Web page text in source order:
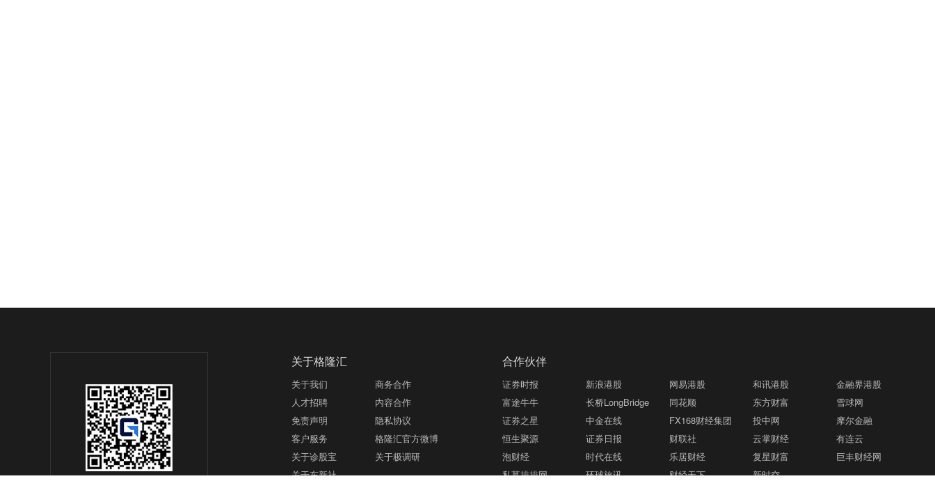
关于格隆汇
关于我们
商务合作
人才招聘
内容合作
免责声明
隐私协议
客户服务
格隆汇官方微博
关于诊股宝
关于极调研
关于东新社
合作伙伴
证券时报 新浪港股 网易港股 和讯港股
金融界港股
富途牛牛
长桥LongBridge 同花顺 东方财富
雪球网
证券之星
中金在线 FX168财经集团 投中网
摩尔金融
恒生聚源
证券日报 财联社 云掌财经
有连云
泡财经
时代在线 乐居财经 复星财富
巨丰财经网
私募排排网
环球旅讯 财经天下 新时空